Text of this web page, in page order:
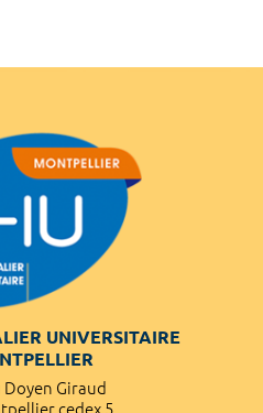
UNIVERSITAIRE
Doyen Giraud
cedex 5